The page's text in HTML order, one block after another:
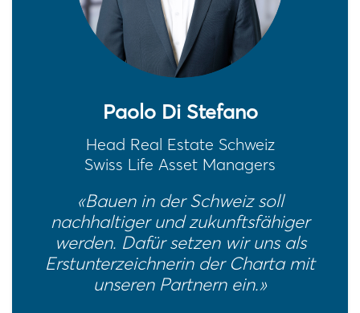
Paolo Di Stefano
Head Real Estate Schweiz
Swiss Life Asset Managers
«Bauen in der Schweiz soll
nachhaltiger und zukunftsfähiger
werden. Dafür setzen wir uns als
Erstunterzeichnerin der Charta mit
unseren Partnern ein.»